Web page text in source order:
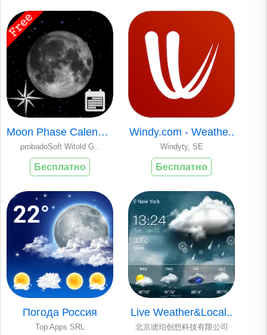
Moon Phase Calenda..
probadoSoft Witold G..
Бесплатно
Windy.com - Weathe..
Windyty, SE
Бесплатно
Погода Россия
Top Apps SRL
Live Weather&Local..
北京琥珀创想科技有限公司